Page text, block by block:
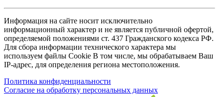
Информация на сайте носит исключительно
информационный характер и не является публичной офертой,
определяемой положениями ст. 437 Гражданского кодекса РФ.
Для сбора информации технического характера мы
используем файлы Cookie В том числе, мы обрабатываем Ваш
IP-адрес, для определения региона местоположения.
Политика конфиденциальности
Согласие на обработку персональных данных